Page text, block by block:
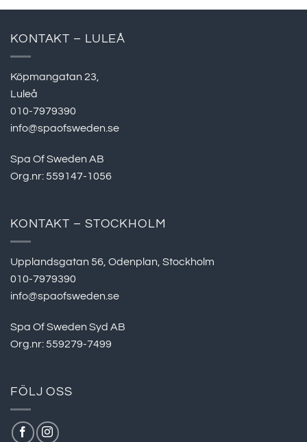
KONTAKT – LULEÅ
Köpmangatan 23,
Luleå
010-7979390
info@spaofsweden.se
Spa Of Sweden AB
Org.nr: 559147-1056
KONTAKT – STOCKHOLM
Upplandsgatan 56, Odenplan, Stockholm
010-7979390
info@spaofsweden.se
Spa Of Sweden Syd AB
Org.nr: 559279-7499
FÖLJ OSS